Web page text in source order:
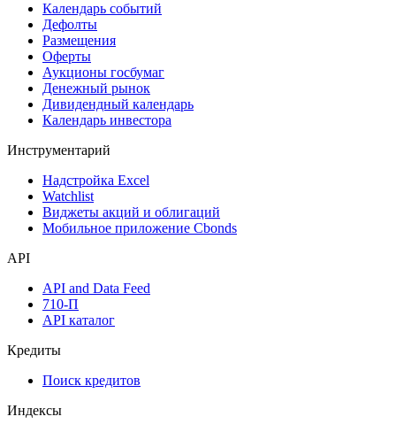
Календарь событий
Дефолты
Размещения
Оферты
Аукционы госбумаг
Денежный рынок
Дивидендный календарь
Календарь инвестора
Инструментарий
Надстройка Excel
Watchlist
Виджеты акций и облигаций
Мобильное приложение Cbonds
API
API and Data Feed
710-П
API каталог
Кредиты
Поиск кредитов
Индексы